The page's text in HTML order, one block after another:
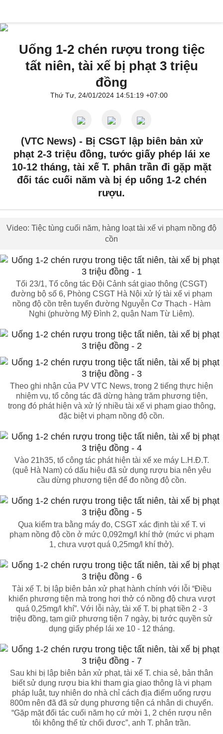
Uống 1-2 chén rượu trong tiệc
tất niên, tài xế bị phạt 3 triệu
đồng
Thứ Tư, 24/01/2024 14:51:19 +07:00
(VTC News) - Bị CSGT lập biên bản xử
phạt 2-3 triệu đồng, tước giấy phép lái xe
10-12 tháng, tài xế T. phân trần đi gặp mặt
đối tác cuối năm và bị ép uống 1-2 chén
rượu.
Video: Tiệc tùng cuối năm, hàng loạt tài xế vi phạm nồng độ
cồn
Tối 23/1, Tổ công tác Đội Cảnh sát giao thông (CSGT)
đường bộ số 6, Phòng CSGT Hà Nội xử lý tài xế vi phạm
nồng độ cồn trên tuyến đường Nguyễn Cơ Thạch - Hàm
Nghi (phường Mỹ Đình 2, quận Nam Từ Liêm).
Theo ghi nhận của PV VTC News, trong 2 tiếng thực hiện
nhiệm vụ, tổ công tác đã dừng hàng trăm phương tiện,
trong đó phát hiện và xử lý nhiều tài xế vi phạm giao thông,
đặc biệt vi phạm nồng độ cồn.
Vào 21h35, tổ công tác phát hiện tài xế xe máy L.H.Đ.T.
(quê Hà Nam) có dấu hiệu đã sử dụng rượu bia nên yêu
cầu dừng phương tiện để đo nồng độ cồn.
Qua kiểm tra bằng máy đo, CSGT xác định tài xế T. vi
phạm nồng độ cồn ở mức 0,092mg/l khí thở (mức vi phạm
1, chưa vượt quá 0,25mg/l khí thở).
Tài xế T. bị lập biên bản xử phạt hành chính với lỗi “Điều
khiển phương tiện mà trong hơi thở có nồng độ chưa vượt
quá 0,25mg/l khí”. Với lỗi này, tài xế T. bị phạt tiền 2 - 3
triệu đồng, tạm giữ phương tiện 7 ngày, bị tước quyền sử
dụng giấy phép lái xe 10 - 12 tháng.
Sau khi bị lập biên bản xử phạt, tài xế T. chia sẻ, bản thân
biết sử dụng rượu bia khi tham gia giao thông là vi phạm
pháp luật, tuy nhiên do nhà chỉ cách địa điểm uống rượu
800m nên đã đã sử dụng phương tiện cá nhân di chuyển.
“Gặp mặt đối tác cuối năm họ cứ mời 1, 2 chén rượu nên
tôi không thể từ chối đươc”, anh T. phân trần.